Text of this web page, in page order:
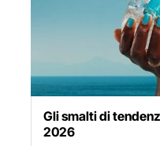
Gli smalti di
2026